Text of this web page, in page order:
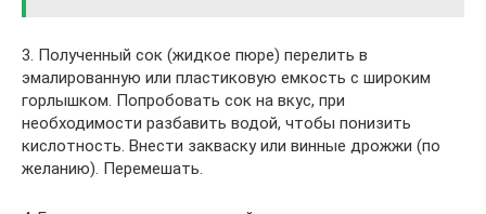
3. Полученный сок (жидкое пюре) перелить в
эмалированную или пластиковую емкость с широким
горлышком. Попробовать сок на вкус, при
необходимости разбавить водой, чтобы понизить
кислотность. Внести закваску или винные дрожжи (по
желанию). Перемешать.